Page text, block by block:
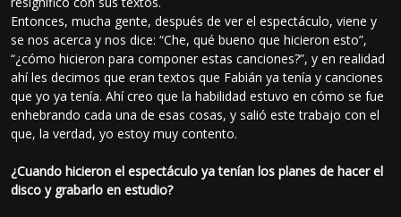
Entonces, mucha gente, después de ver el espectáculo, viene y
se nos acerca y nos dice: “Che, qué bueno que hicieron esto”,
“¿cómo hicieron para componer estas canciones?”, y en realidad
ahí les decimos que eran textos que Fabián ya tenía y canciones
que yo ya tenía. Ahí creo que la habilidad estuvo en cómo se fue
enhebrando cada una de esas cosas, y salió este trabajo con el
que, la verdad, yo estoy muy contento.
¿Cuando hicieron el espectáculo ya tenían los planes de hacer el
disco y grabarlo en estudio?